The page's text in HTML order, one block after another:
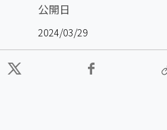
公開日
2024/03/29